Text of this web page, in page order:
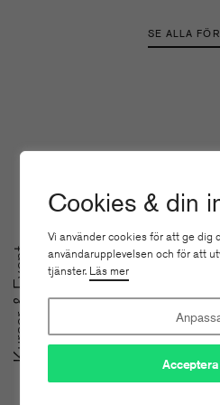
Cookies & din
Vi använder cookies för att ge dig
användarupplevelsen och för att
tjänster. Läs mer
SE ALLA
Kurser & Event
25
AUG
SoMe-